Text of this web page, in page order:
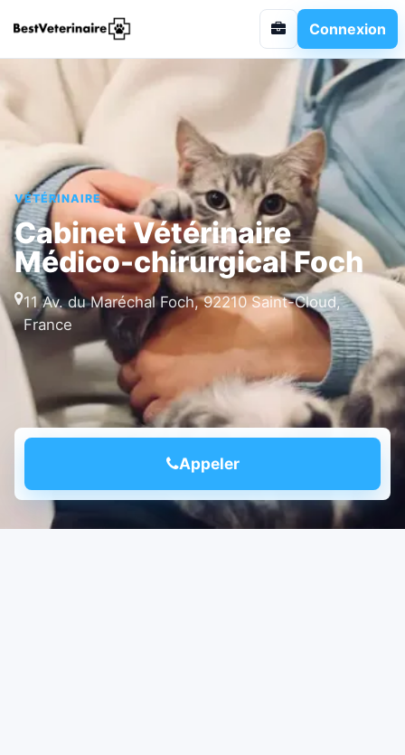
Connexion
VÉTÉRINAIRE
Cabinet Vétérinaire
Médico-chirurgical Foch
11 Av. du Maréchal Foch, 92210 Saint-Cloud,
France
Appeler